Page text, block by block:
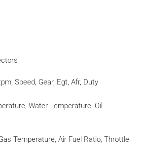
Speed, Gear, Egt, Afr, Duty
Water Temperature, Oil
Temperature, Air Fuel Ratio, Throttle